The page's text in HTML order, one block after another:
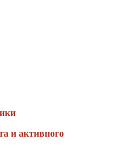
и активного